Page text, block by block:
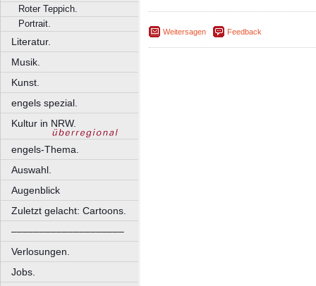
Roter Teppich.
Portrait.
Literatur.
Musik.
Kunst.
engels spezial.
Kultur in NRW.
engels-Thema.
Auswahl.
Augenblick
Zuletzt gelacht: Cartoons.
––––––––––––––––––––
Verlosungen.
Jobs.
Weitersagen Feedback